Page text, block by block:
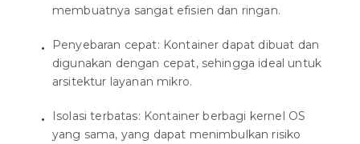
membuatnya sangat efisien dan ringan.
Penyebaran cepat: Kontainer dapat dibuat dan
digunakan dengan cepat, sehingga ideal untuk
arsitektur layanan mikro.
Isolasi terbatas: Kontainer berbagi kernel OS
yang sama, yang dapat menimbulkan risiko